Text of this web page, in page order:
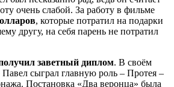
очень слабой. За работу в фильме
, которые потратил на подарки
другу, на себя парень не потратил
заветный диплом. В своём
сыграл главную роль – Протея –
Постановка «Два веронца» была